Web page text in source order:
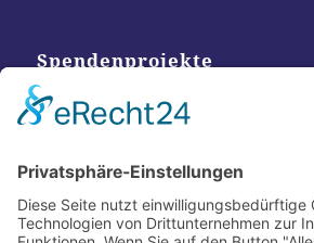
Spendenprojekte